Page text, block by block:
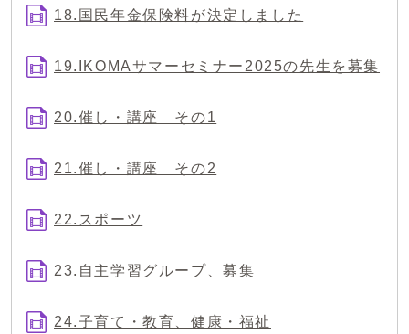
18.国民年金保険料が決定しました
19.IKOMAサマーセミナー2025の先生を募集
20.催し・講座 その1
21.催し・講座 その2
22.スポーツ
23.自主学習グループ、募集
24.子育て・教育、健康・福祉